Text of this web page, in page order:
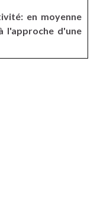
en moyenne
l'approche d'une